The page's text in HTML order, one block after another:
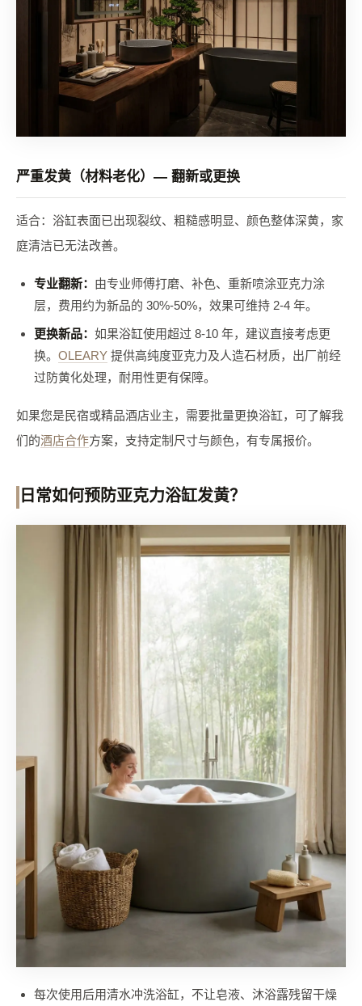
严重发黄（材料老化）— 翻新或更换
适合：浴缸表面已出现裂纹、粗糙感明显、颜色整体深黄，家
庭清洁已无法改善。
专业翻新： 由专业师傅打磨、补色、重新喷涂亚克力涂
层，费用约为新品的 30%-50%，效果可维持 2-4 年。
更换新品： 如果浴缸使用超过 8-10 年，建议直接考虑更
换。 OLEARY 提供高纯度亚克力及人造石材质，出厂前经
过防黄化处理，耐用性更有保障。
如果您是民宿或精品酒店业主，需要批量更换浴缸，可了解我
们的酒店合作方案，支持定制尺寸与颜色，有专属报价。
日常如何预防亚克力浴缸发黄？
每次使用后用清水冲洗浴缸，不让皂液、沐浴露残留干燥